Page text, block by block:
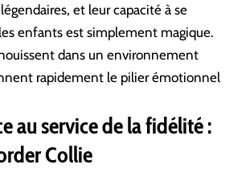
et leur capacité à se
enfants est simplement magique.
dans un environnement
rapidement le pilier émotionnel
au service de la fidélité :
Collie